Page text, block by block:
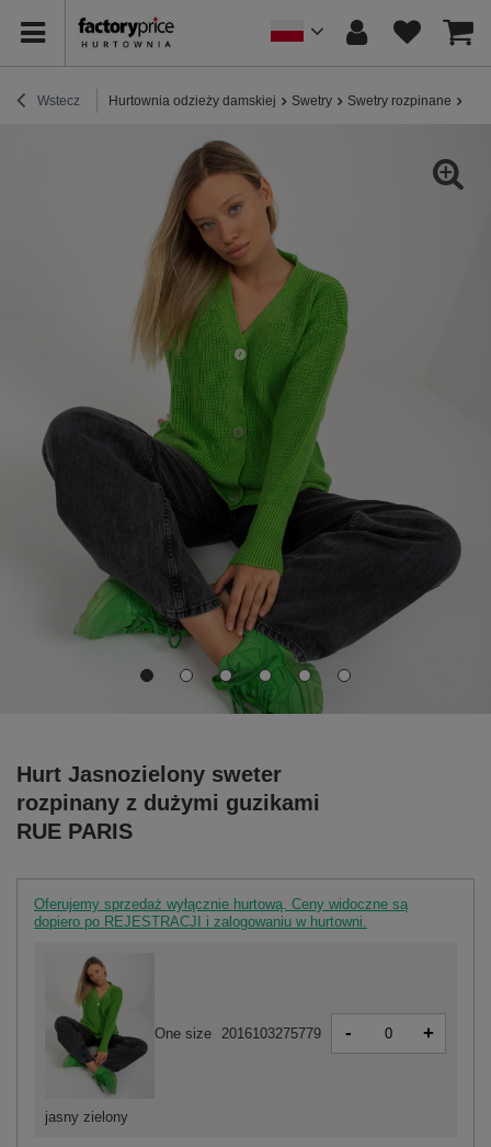
Wstecz Hurtownia odzieży damskiej Swetry Swetry rozpinane
Hurt Jasnozielony sweter
rozpinany z dużymi guzikami
RUE PARIS
Oferujemy sprzedaż wyłącznie hurtową. Ceny widoczne są
dopiero po REJESTRACJI i zalogowaniu w hurtowni.
jasny zielony
One size 2016103275779 - +